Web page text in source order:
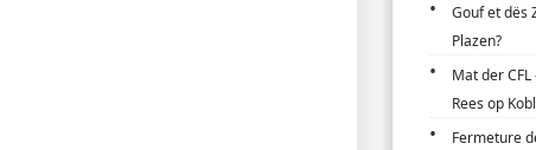
Gouf et dës
Plazen?
Mat der
Rees op
Fermeture